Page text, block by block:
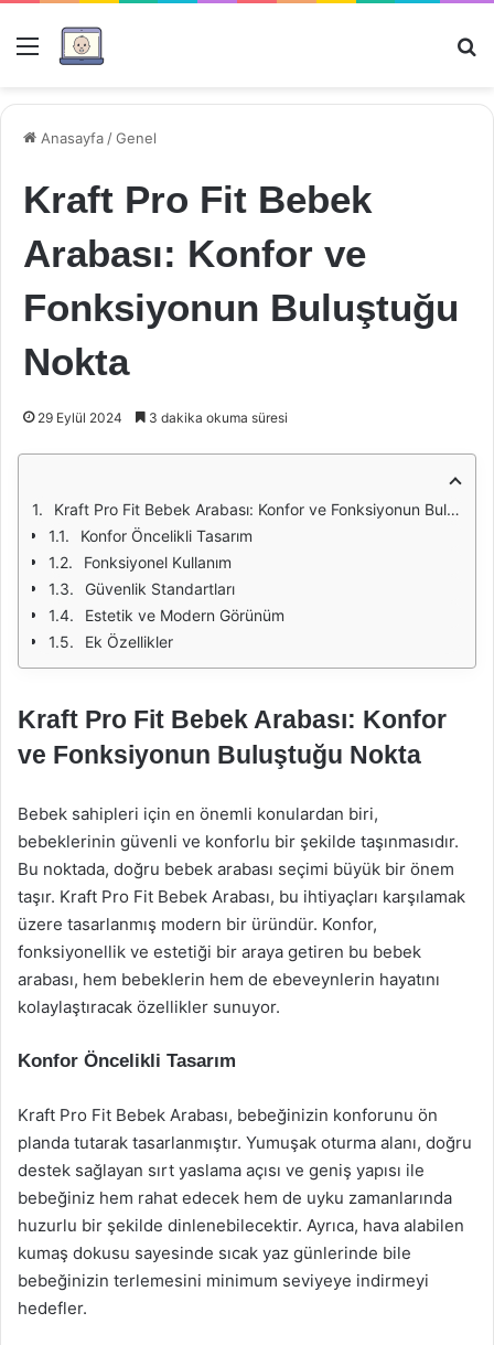
Menü
Anasayfa /Genel
Kraft Pro Fit Bebek
Arabası: Konfor ve
Fonksiyonun Buluştuğu
Nokta
29 Eylül 2024 3 dakika okuma süresi
Kraft Pro Fit Bebek Arabası: Konfor ve Fonksiyonun Buluştuğu Nokta
Konfor Öncelikli Tasarım
Fonksiyonel Kullanım
Güvenlik Standartları
Estetik ve Modern Görünüm
Ek Özellikler
Kraft Pro Fit Bebek Arabası: Konfor
ve Fonksiyonun Buluştuğu Nokta
Bebek sahipleri için en önemli konulardan biri,
bebeklerinin güvenli ve konforlu bir şekilde taşınmasıdır.
Bu noktada, doğru bebek arabası seçimi büyük bir önem
taşır. Kraft Pro Fit Bebek Arabası, bu ihtiyaçları karşılamak
üzere tasarlanmış modern bir üründür. Konfor,
fonksiyonellik ve estetiği bir araya getiren bu bebek
arabası, hem bebeklerin hem de ebeveynlerin hayatını
kolaylaştıracak özellikler sunuyor.
Konfor Öncelikli Tasarım
Kraft Pro Fit Bebek Arabası, bebeğinizin konforunu ön
planda tutarak tasarlanmıştır. Yumuşak oturma alanı, doğru
destek sağlayan sırt yaslama açısı ve geniş yapısı ile
bebeğiniz hem rahat edecek hem de uyku zamanlarında
huzurlu bir şekilde dinlenebilecektir. Ayrıca, hava alabilen
kumaş dokusu sayesinde sıcak yaz günlerinde bile
bebeğinizin terlemesini minimum seviyeye indirmeyi
hedefler.